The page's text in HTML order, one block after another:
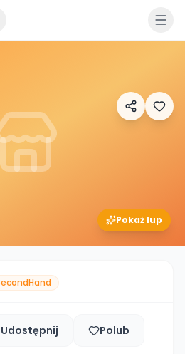
Pokaż łup
Udostępnij Polub